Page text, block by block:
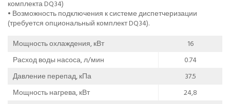
комплекта DQ34)
• Возможность подключения к системе диспетчеризации
(требуется опциональный комплект DQ34).
Мощность охлаждения, кВт
16
Расход воды насоса, л/мин
0.74
Давление перепад, кПа
37.5
Мощность нагрева, кВт
24,8